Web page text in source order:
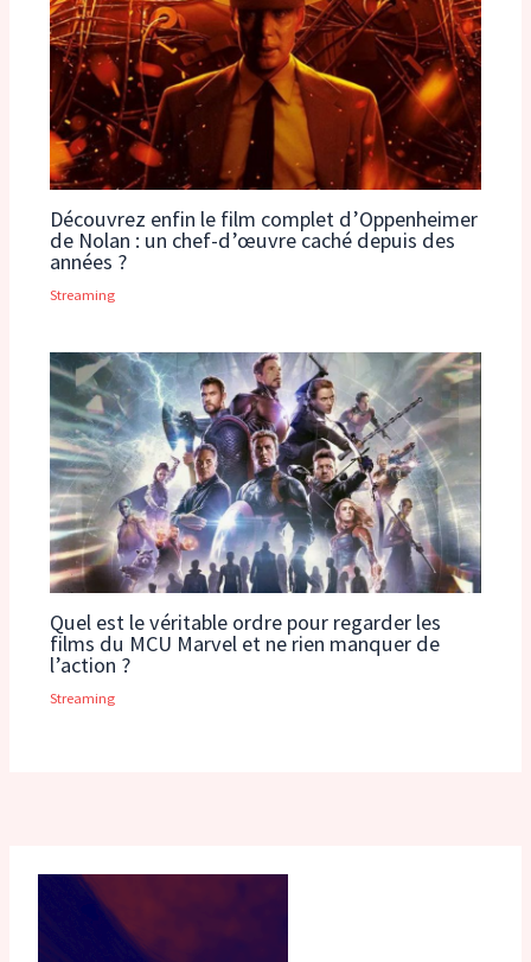
Découvrez enfin le film complet d’Oppenheimer
de Nolan : un chef-d’œuvre caché depuis des
années ?
Streaming
Quel est le véritable ordre pour regarder les
films du MCU Marvel et ne rien manquer de
l’action ?
Streaming